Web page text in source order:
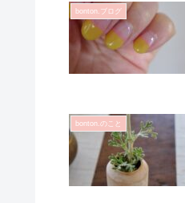
bonton.ブログ
bonton.のこと